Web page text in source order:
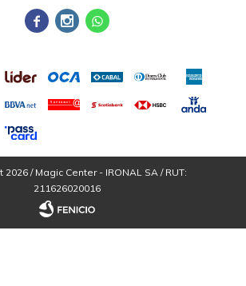
  
/ Magic Center - IRONAL SA / RUT:
211626020016